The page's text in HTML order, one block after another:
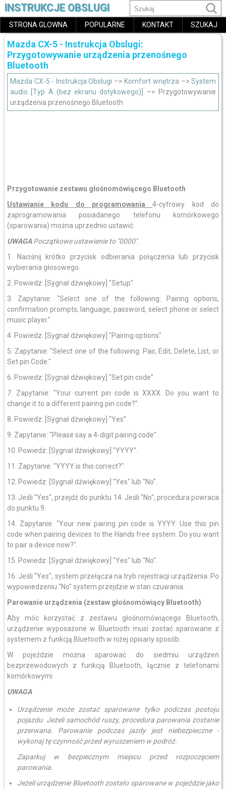
INSTRUKCJE OBSLUGI
STRONA GLOWNA POPULARNE KONTAKT SZUKAJ
Mazda CX-5 - Instrukcja Obslugi:
Przygotowywanie urządzenia przenośnego
Bluetooth
Mazda CX-5 - Instrukcja Obslugi –> Komfort wnętrza –>System
audio [Typ A (bez ekranu dotykowego)]
–> Przygotowywanie
urządzenia przenośnego Bluetooth
Przygotowanie zestawu głośnomówiącego Bluetooth
Ustawianie kodu do programowania4-cyfrowy kod do
zaprogramowania posiadanego telefonu komórkowego
(sparowania) można uprzednio ustawić.
UWAGA Początkowe ustawienie to "0000".
1. Naciśnij krótko przycisk odbierania połączenia lub przycisk
wybierania głosowego.
2. Powiedz: [Sygnał dźwiękowy] "Setup".
3. Zapytanie: "Select one of the following: Pairing options,
confirmation prompts, language, password, select phone or select
music player."
4. Powiedz: [Sygnał dźwiękowy] "Pairing options".
5. Zapytanie: "Select one of the following: Pair, Edit, Delete, List, or
Set pin Code."
6. Powiedz: [Sygnał dźwiękowy] "Set pin code".
7. Zapytanie: "Your current pin code is XXXX. Do you want to
change it to a different pairing pin code?".
8. Powiedz: [Sygnał dźwiękowy] "Yes".
9. Zapytanie: "Please say a 4-digit pairing code".
10. Powiedz: [Sygnał dźwiękowy] "YYYY".
11. Zapytanie: "YYYY is this correct?".
12. Powiedz: [Sygnał dźwiękowy] "Yes" lub "No".
13. Jeśli "Yes", przejdź do punktu 14. Jeśli "No", procedura powraca
do punktu 9.
14. Zapytanie: "Your new pairing pin code is YYYY. Use this pin
code when pairing devices to the Hands free system. Do you want
to pair a device now?".
15. Powiedz: [Sygnał dźwiękowy] "Yes" lub "No".
16. Jeśli "Yes", system przełącza na tryb rejestracji urządzenia. Po
wypowiedzeniu "No" system przejdzie w stan czuwania.
Parowanie urządzenia (zestaw głośnomówiący Bluetooth)
Aby móc korzystać z zestawu głośnomówiącego Bluetooth,
urządzenie wyposażone w Bluetooth musi zostać sparowane z
systemem z funkcją Bluetooth w niżej opisany sposób.
W pojeździe można sparować do siedmiu urządzeń
bezprzewodowych z funkcją Bluetooth, łącznie z telefonami
komórkowymi.
UWAGA
Urządzenie może zostać sparowane tylko podczas postoju
pojazdu. Jeżeli samochód ruszy, procedura parowania zostanie
przerwana. Parowanie podczas jazdy jest niebezpieczne -
wykonaj tę czynność przed wyruszeniem w podróż.
Zaparkuj w bezpiecznym miejscu przed rozpoczęciem
parowania.
Jeżeli urządzenie Bluetooth zostało sparowane w pojeździe jako